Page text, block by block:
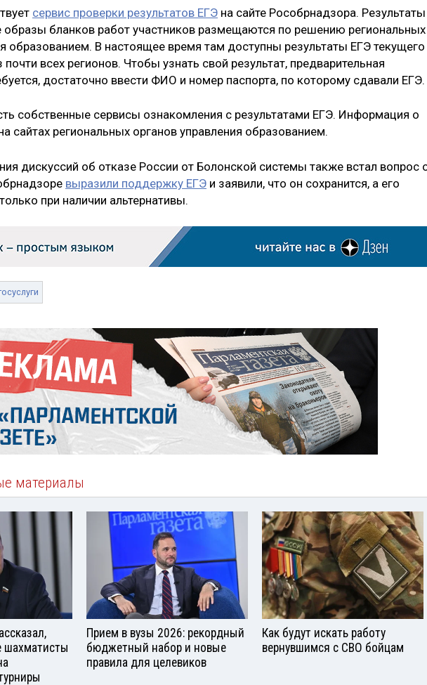
сервис проверки результатов ЕГЭ на сайте Рособрнадзора. Результаты
образы бланков работ участников размещаются по решению региональных
образованием. В настоящее время там доступны результаты ЕГЭ текущего
почти всех регионов. Чтобы узнать свой результат, предварительная
достаточно ввести ФИО и номер паспорта, по которому сдавали ЕГЭ.
собственные сервисы ознакомления с результатами ЕГЭ. Информация о
сайтах региональных органов управления образованием.
дискуссий об отказе России от Болонской системы также встал вопрос
выразили поддержку ЕГЭ и заявили, что он сохранится, а его
при наличии альтернативы.
материалы
шахматисты
Прием в вузы 2026: рекордный
бюджетный набор и новые
правила для целевиков
Как будут искать работу
вернувшимся с СВО бойцам